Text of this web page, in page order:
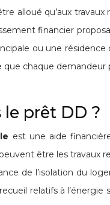
qu’aux travaux
financier
ou une
chaque
prêt DD ?
est une aide
être les travaux
de l’isolation du
relatifs à